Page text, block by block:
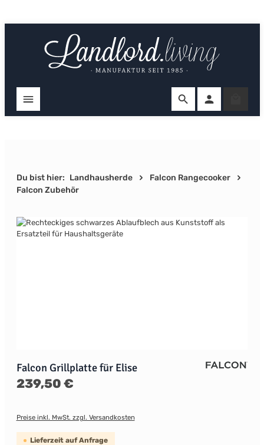
Du bist hier: Landhausherde
Falcon Rangecooker
Falcon Zubehör
Bildergalerie überspringen
Falcon Grillplatte für Elise
Regulärer Preis:
239,50 €
Preise inkl. MwSt. zzgl. Versandkosten
Lieferzeit auf Anfrage